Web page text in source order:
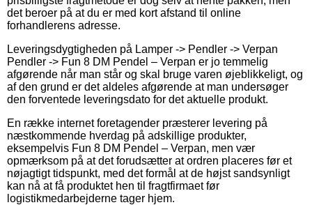
det beroer på at du er med kort afstand til online
forhandlerens adresse.
Leveringsdygtigheden på Lamper -> Pendler -> Verpan
Pendler -> Fun 8 DM Pendel – Verpan er jo temmelig
afgørende når man står og skal bruge varen øjeblikkeligt, og
af den grund er det aldeles afgørende at man undersøger
den forventede leveringsdato for det aktuelle produkt.
En række internet foretagender præsterer levering på
næstkommende hverdag på adskillige produkter,
eksempelvis Fun 8 DM Pendel – Verpan, men vær
opmærksom på at det forudsætter at ordren placeres før et
nøjagtigt tidspunkt, med det formål at de højst sandsynligt
kan nå at få produktet hen til fragtfirmaet før
logistikmedarbejderne tager hjem.